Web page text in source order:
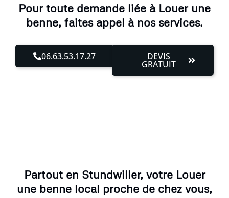
Pour toute demande liée à Louer une
benne, faites appel à nos services.
06.63.53.17.27 DEVIS
GRATUIT
Partout en Stundwiller, votre Louer
une benne local proche de chez vous,